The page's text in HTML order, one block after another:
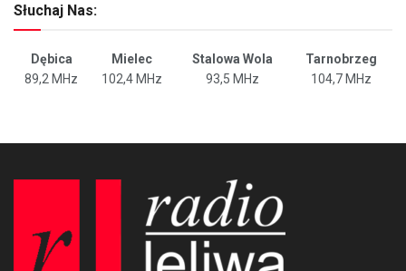
Słuchaj Nas:
Dębica Mielec Stalowa Wola
Tarnobrzeg
89,2 MHz
102,4 MHz 93,5 MHz 104,7 MHz